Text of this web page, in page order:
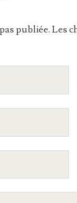
publiée. Les